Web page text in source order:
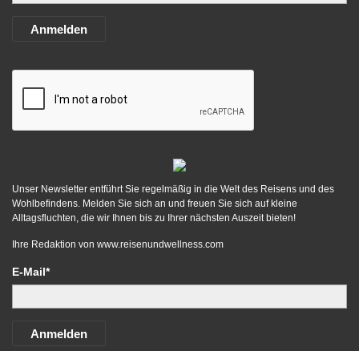
Anmelden
Unser Newsletter entführt Sie regelmäßig in die Welt des Reisens und des
Wohlbefindens. Melden Sie sich an und freuen Sie sich auf kleine
Alltagsfluchten, die wir Ihnen bis zu Ihrer nächsten Auszeit bieten!
Ihre Redaktion von www.reisenundwellness.com
E-Mail*
Anmelden